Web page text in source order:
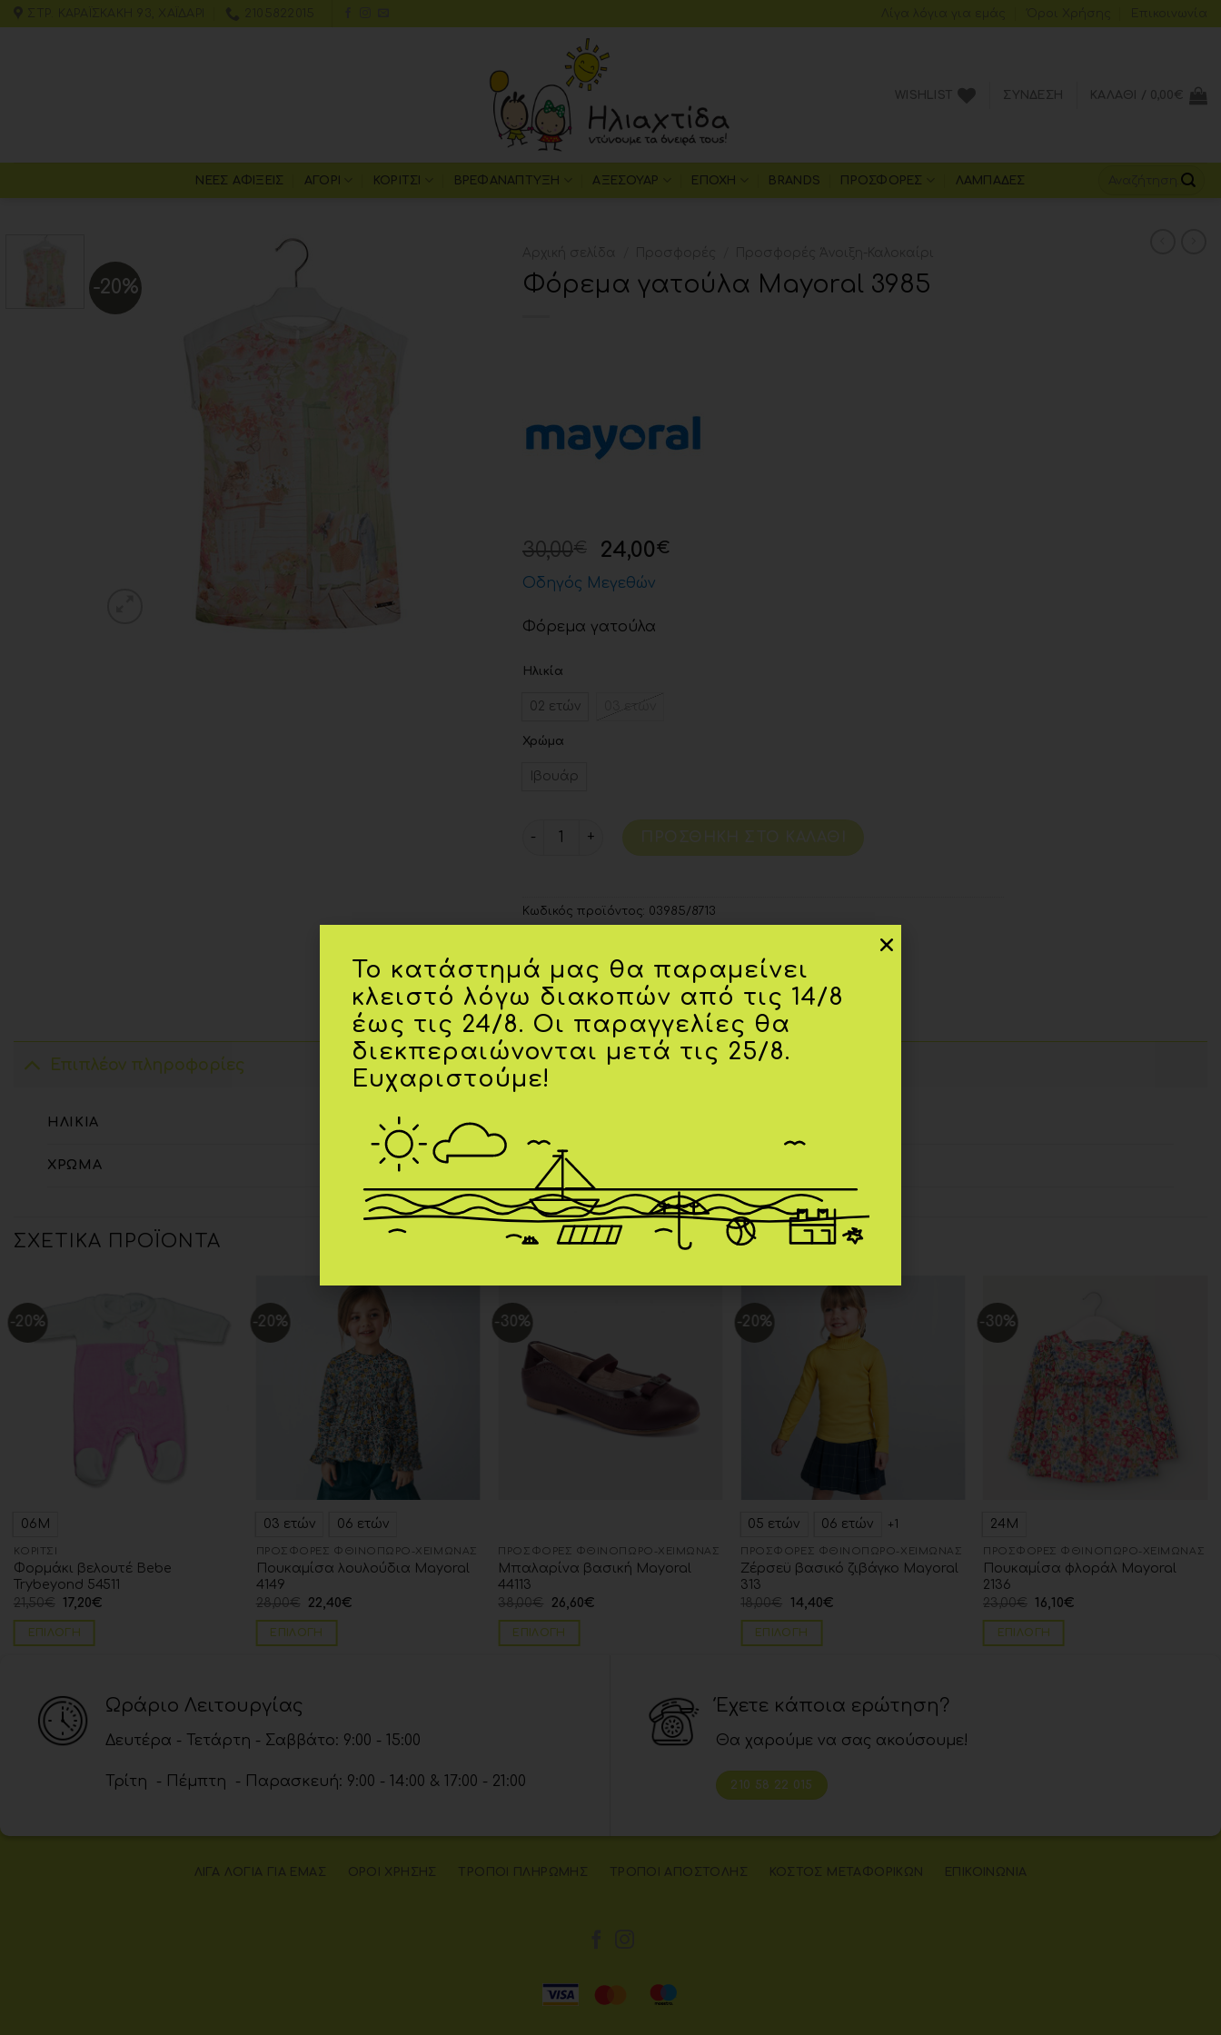
WISHLIST ΣΎΝΔΕΣΗ ΚΑΛΆΘΙ / 0,00€
ΝΕΕΣ ΑΦΙΞΕΙΣ ΑΓΌΡΙ ΚΟΡΊΤΣΙ ΒΡΕΦΑΝΆΠΤΥΞΗ ΑΞΕΣΟΥΆΡ ΕΠΟΧΉ BRANDS ΠΡΟΣΦΟΡΈΣ ΛΑΜΠΆΔΕΣ
-20% Φόρεμα γατούλα Mayoral 3985
30,00€ 24,00€
Οδηγός Μεγεθών
Φόρεμα γατούλα
Ηλικία
02 ετών 03 ετών
Χρώμα
Ιβουάρ
Κωδικός προϊόντος: 03985/8713
Επιπλέον πληροφορίες
ΗΛΙΚΊΑ 02 ετών
ΧΡΏΜΑ Ιβουάρ
ΣΧΕΤΙΚΆ ΠΡΟΪΌΝΤΑ
-20%
06Μ
ΚΟΡΊΤΣΙ
Φορμάκι βελουτέ Bebe
Trybeyond 54511
21,50€ 17,20€
ΕΠΙΛΟΓΉ
-20%
03 ετών 06 ετών
ΠΡΟΣΦΟΡΈΣ ΦΘΙΝΌΠΩΡΟ-ΧΕΙΜΏΝΑΣ
Πουκαμίσα λουλούδια Mayoral
4149
28,00€ 22,40€
ΕΠΙΛΟΓΉ
-30%
ΠΡΟΣΦΟΡΈΣ ΦΘΙΝΌΠΩΡΟ-ΧΕΙΜΏΝΑΣ
Μπαλαρίνα βασική Mayoral
44113
38,00€ 26,60€
ΕΠΙΛΟΓΉ
-20%
05 ετών 06 ετών +1
ΠΡΟΣΦΟΡΈΣ ΦΘΙΝΌΠΩΡΟ-ΧΕΙΜΏΝΑΣ
Zέρσεϋ βασικό ζιβάγκο Mayoral
313
18,00€ 14,40€
ΕΠΙΛΟΓΉ
-30%
24Μ
ΠΡΟΣΦΟΡΈΣ ΦΘΙΝΌΠΩΡΟ-ΧΕΙΜΏΝΑΣ
Πουκαμίσα φλοράλ Mayoral
2136
23,00€ 16,10€
ΕΠΙΛΟΓΉ
Ωράριο Λειτουργίας
Δευτέρα - Τετάρτη - Σαββάτο: 9:00 - 15:00
Τρίτη - Πέμπτη - Παρασκευή: 9:00 - 14:00 & 17:00 - 21:00
Έχετε κάποια ερώτηση?
Θα χαρούμε να σας ακούσουμε!
210 58 22 015
ΛΊΓΑ ΛΌΓΙΑ ΓΙΑ ΕΜΆΣ ΌΡΟΙ ΧΡΉΣΗΣ ΤΡΌΠΟΙ ΠΛΗΡΩΜΉΣ ΤΡΌΠΟΙ ΑΠΟΣΤΟΛΉΣ ΚΌΣΤΟΣ ΜΕΤΑΦΟΡΙΚΏΝ ΕΠΙΚΟΙΝΩΝΊΑ
Το κατάστημά μας θα παραμείνει
κλειστό λόγω διακοπών από τις 14/8
έως τις 24/8. Οι παραγγελίες θα
διεκπεραιώνονται μετά τις 25/8.
Ευχαριστούμε!